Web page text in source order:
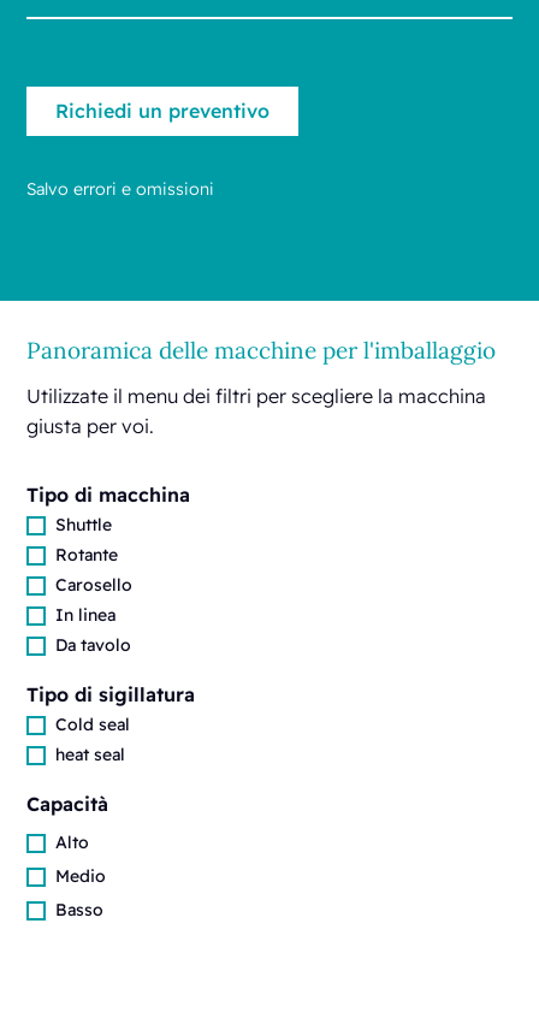
Salvo errori e omissioni
Panoramica delle macchine per l'imballaggio
Utilizzate il menu dei filtri per scegliere la macchina
giusta per voi.
Tipo di macchina
Shuttle
Rotante
Carosello
In linea
Da tavolo
Tipo di sigillatura
Cold seal
heat seal
Capacità
Alto
Medio
Basso